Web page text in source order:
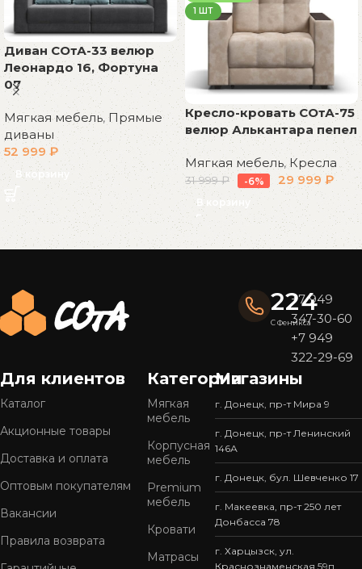
Диван СОтА-33 велюр
Леонардо 16, Фортуна
07
Мягкая мебель, Прямые
диваны
52 999 ₽
В корзину
1 ШТ
Кресло-кровать СОтА-75
велюр Алькантара пепел
Мягкая мебель,Кресла
31 999₽ -6% 29 999 ₽
В корзину
Read More
224
С Феникса
+7 949
347-30-60
+7 949
322-29-69
Для клиентов
Каталог
Акционные товары
Доставка и оплата
Оптовым покупателям
Вакансии
Правила возврата
Категории
Мягкая
мебель
Корпусная
мебель
Premium
мебель
Кровати
Матрасы
Магазины
г. Донецк, пр-т Мира 9
г. Донецк, пр-т Ленинский
146А
г. Донецк, бул. Шевченко 17
г. Макеевка, пр-т 250 лет
Донбасса 78
г. Харцызск, ул.
Краснознаменская 59п